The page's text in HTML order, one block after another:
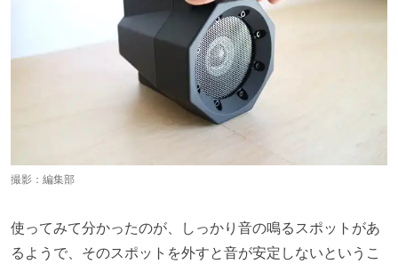
撮影：編集部
使ってみて分かったのが、しっかり音の鳴るスポットがあ
るようで、そのスポットを外すと音が安定しないというこ